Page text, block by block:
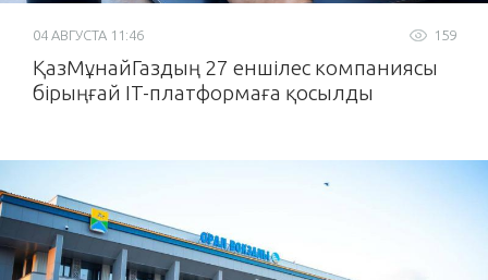
159
04 АВГУСТА 11:46
ҚазМұнайГаздың 27 еншілес компаниясы
бірыңғай IT-платформаға қосылды